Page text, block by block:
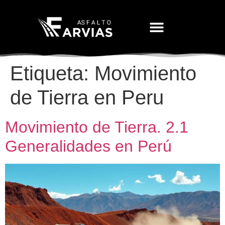
Etiqueta: Movimiento
de Tierra en Peru
Movimiento de Tierra. 2.1
Generalidades en Perú